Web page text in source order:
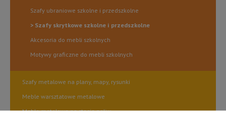
Szafy ubraniowe szkolne i przedszkolne
Szafy skrytkowe szkolne i przedszkolne
Akcesoria do mebli szkolnych
Motywy graficzne do mebli szkolnych
Szafy metalowe na plany, mapy, rysunki
Meble warsztatowe metalowe
Meble metalowe na stacje paliw